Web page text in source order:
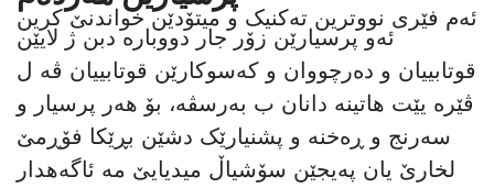
ئەم فێری نووترین تەکنیک و میتۆدێن خواندنێ کرین
ئەو پرسیارێن زۆر جار دووبارە دبن ژ لایێن
قوتابییان و دەرچووان و کەسوکارێن قوتابییان ڤە ل
ڤێرە یێت هاتینە دانان ب بەرسڤە، بۆ هەر پرسیار و
سەرنج و ڕەخنە و پشنیارێک دشێن بڕێکا فۆڕمێ
لخارێ یان پەیجێن سۆشیاڵ میدیایێ مە ئاگەهدار